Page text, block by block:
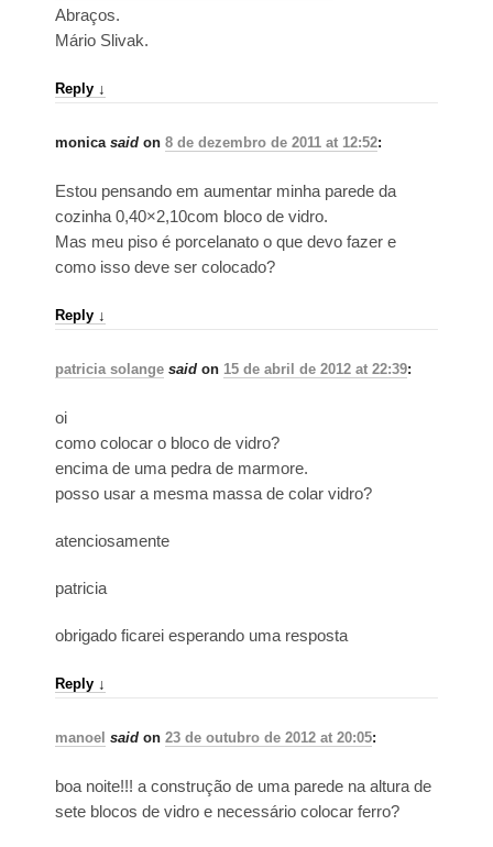
Abraços.
Mário Slivak.
Reply ↓
monica said on 8 de dezembro de 2011 at 12:52:
Estou pensando em aumentar minha parede da
cozinha 0,40×2,10com bloco de vidro.
Mas meu piso é porcelanato o que devo fazer e
como isso deve ser colocado?
Reply ↓
patricia solange said on 15 de abril de 2012 at 22:39:
oi
como colocar o bloco de vidro?
encima de uma pedra de marmore.
posso usar a mesma massa de colar vidro?
atenciosamente
patricia
obrigado ficarei esperando uma resposta
Reply ↓
manoel said on 23 de outubro de 2012 at 20:05:
boa noite!!! a construção de uma parede na altura de
sete blocos de vidro e necessário colocar ferro?